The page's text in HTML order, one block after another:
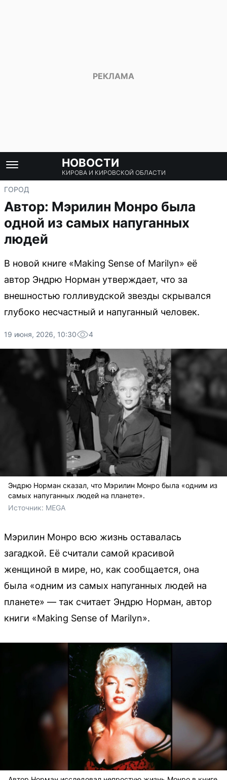
НОВОСТИ
КИРОВА И КИРОВСКОЙ ОБЛАСТИ
ГОРОД
Автор: Мэрилин Монро была
одной из самых напуганных
людей
В новой книге «Making Sense of Marilyn» её
автор Эндрю Норман утверждает, что за
внешностью голливудской звезды скрывался
глубоко несчастный и напуганный человек.
19 июня, 2026, 10:30 4
Эндрю Норман сказал, что Мэрилин Монро была «одним из
самых напуганных людей на планете».
Источник: MEGA
Мэрилин Монро всю жизнь оставалась
загадкой. Её считали самой красивой
женщиной в мире, но, как сообщается, она
была «одним из самых напуганных людей на
планете» — так считает Эндрю Норман, автор
книги «Making Sense of Marilyn».